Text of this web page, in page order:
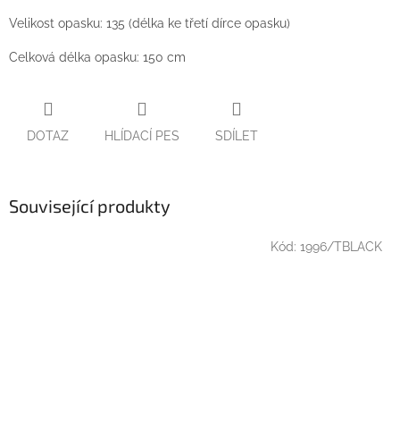
Velikost opasku: 135 (délka ke třetí dírce opasku)
Celková délka opasku: 150 cm
DOTAZ HLÍDACÍ PES SDÍLET
Související produkty
Kód: 1996/TBLACK